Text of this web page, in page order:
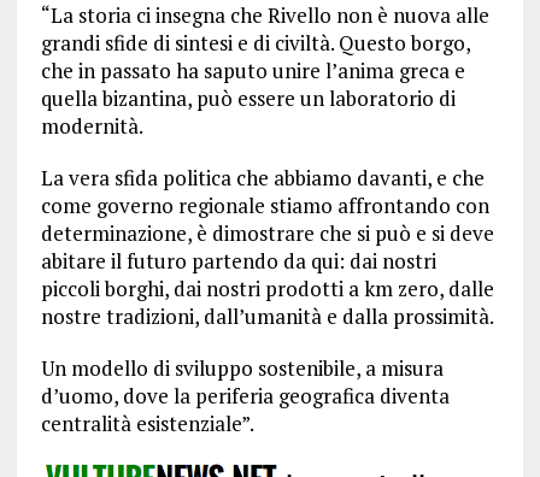
“La storia ci insegna che Rivello non è nuova alle
grandi sfide di sintesi e di civiltà. Questo borgo,
che in passato ha saputo unire l’anima greca e
quella bizantina, può essere un laboratorio di
modernità.
La vera sfida politica che abbiamo davanti, e che
come governo regionale stiamo affrontando con
determinazione, è dimostrare che si può e si deve
abitare il futuro partendo da qui: dai nostri
piccoli borghi, dai nostri prodotti a km zero, dalle
nostre tradizioni, dall’umanità e dalla prossimità.
Un modello di sviluppo sostenibile, a misura
d’uomo, dove la periferia geografica diventa
centralità esistenziale”.